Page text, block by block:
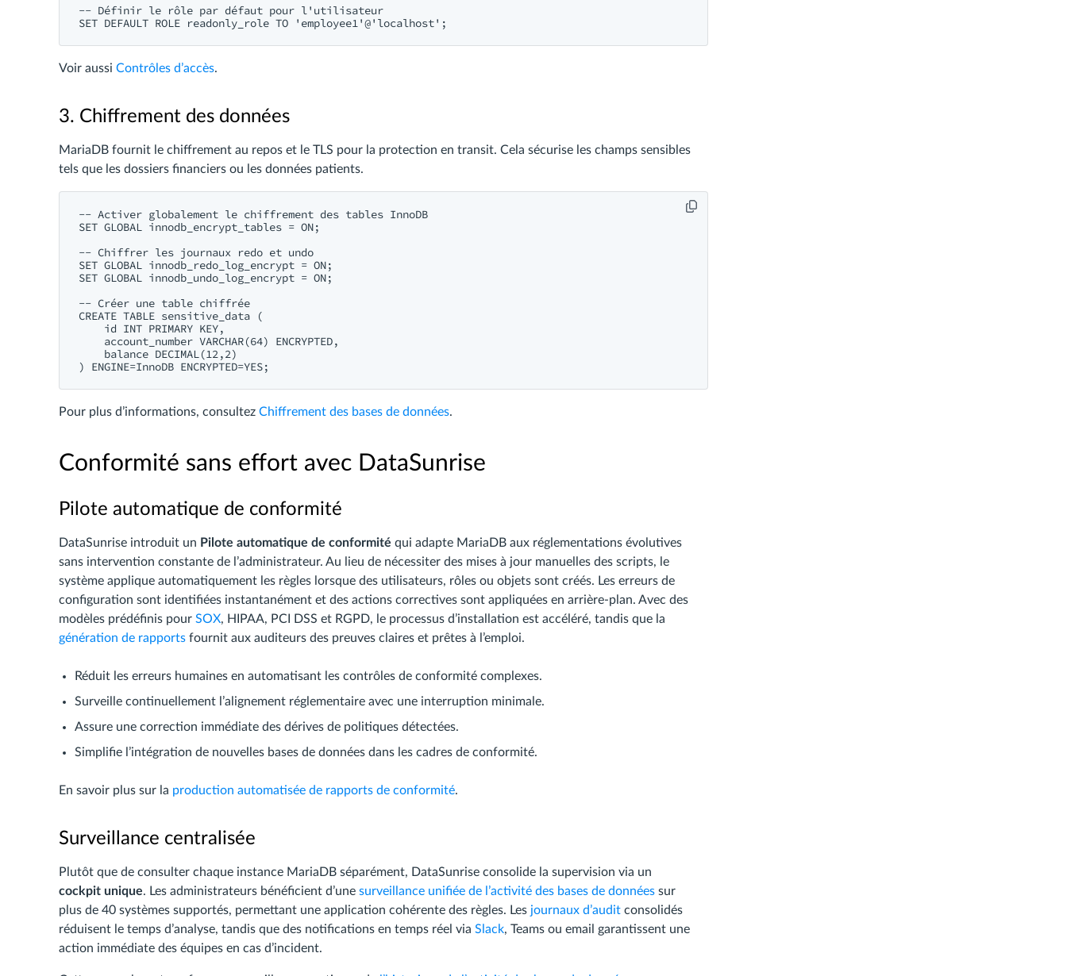
-- Définir le rôle par défaut pour l'utilisateur
Voir aussi Contrôles d’accès.
3. Chiffrement des données
MariaDB fournit le chiffrement au repos et le TLS pour la protection en transit. Cela sécurise les champs sensibles
tels que les dossiers financiers ou les données patients.
-- Activer globalement le chiffrement des tables InnoDB
SET GLOBAL innodb_encrypt_tables = ON;
-- Chiffrer les journaux redo et undo
SET GLOBAL innodb_redo_log_encrypt = ON;
SET GLOBAL innodb_undo_log_encrypt = ON;
-- Créer une table chiffrée
CREATE TABLE sensitive_data (
    id INT PRIMARY KEY,
    account_number VARCHAR(64) ENCRYPTED,
    balance DECIMAL(12,2)
Pour plus d’informations, consultez Chiffrement des bases de données.
Conformité sans effort avec DataSunrise
Pilote automatique de conformité
DataSunrise introduit un Pilote automatique de conformité qui adapte MariaDB aux réglementations évolutives
sans intervention constante de l’administrateur. Au lieu de nécessiter des mises à jour manuelles des scripts, le
système applique automatiquement les règles lorsque des utilisateurs, rôles ou objets sont créés. Les erreurs de
configuration sont identifiées instantanément et des actions correctives sont appliquées en arrière-plan. Avec des
modèles prédéfinis pour SOX, HIPAA, PCI DSS et RGPD, le processus d’installation est accéléré, tandis que la
génération de rapports fournit aux auditeurs des preuves claires et prêtes à l’emploi.
Réduit les erreurs humaines en automatisant les contrôles de conformité complexes.
Surveille continuellement l’alignement réglementaire avec une interruption minimale.
Assure une correction immédiate des dérives de politiques détectées.
Simplifie l’intégration de nouvelles bases de données dans les cadres de conformité.
En savoir plus sur la production automatisée de rapports de conformité.
Surveillance centralisée
Plutôt que de consulter chaque instance MariaDB séparément, DataSunrise consolide la supervision via un
cockpit unique. Les administrateurs bénéficient d’une surveillance unifiée de l’activité des bases de données sur
plus de 40 systèmes supportés, permettant une application cohérente des règles. Les journaux d’audit consolidés
réduisent le temps d’analyse, tandis que des notifications en temps réel via Slack, Teams ou email garantissent une
action immédiate des équipes en cas d’incident.